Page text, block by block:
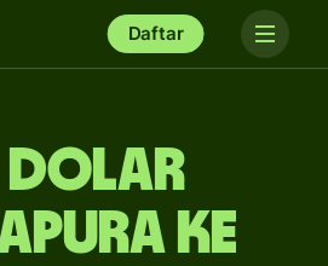
Daftar
dolar
ke